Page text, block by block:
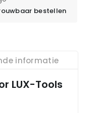
bestellen
informatie
LUX-Tools